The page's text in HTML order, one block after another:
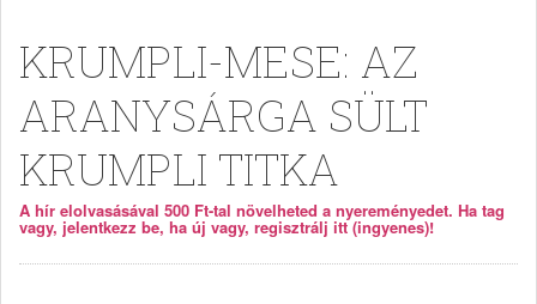
KRUMPLI-MESE: AZ
ARANYSÁRGA SÜLT
KRUMPLI TITKA
A hír elolvasásával 500 Ft-tal növelheted a nyereményedet. Ha tag
vagy, jelentkezz be, ha új vagy, regisztrálj itt (ingyenes)!